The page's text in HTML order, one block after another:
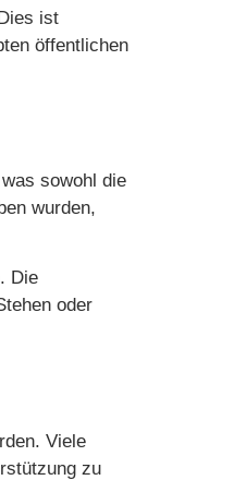
ist
öffentlichen
sowohl die
wurden,
Die
oder
Viele
zu